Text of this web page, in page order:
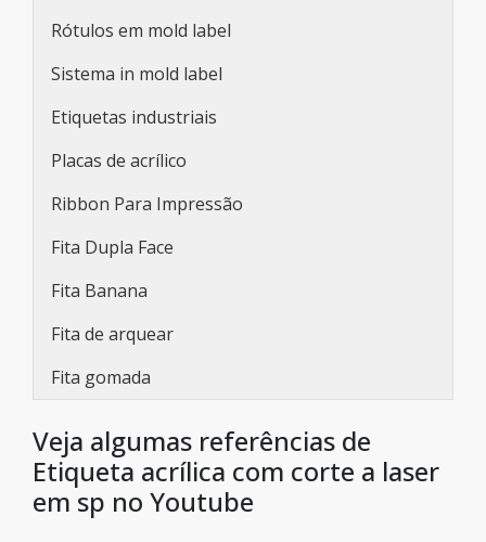
Rótulos em mold label
Sistema in mold label
Etiquetas industriais
Placas de acrílico
Ribbon Para Impressão
Fita Dupla Face
Fita Banana
Fita de arquear
Fita gomada
Veja algumas referências de
Etiqueta acrílica com corte a laser
em sp no Youtube